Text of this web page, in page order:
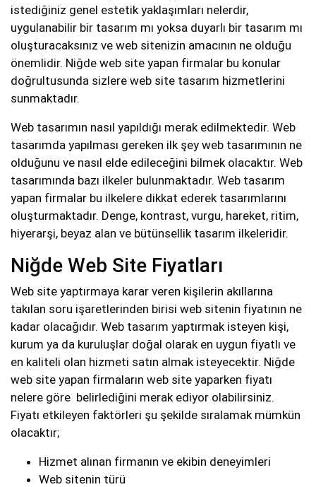
istediğiniz genel estetik yaklaşımları nelerdir,
uygulanabilir bir tasarım mı yoksa duyarlı bir tasarım mı
oluşturacaksınız ve web sitenizin amacının ne olduğu
önemlidir. Niğde web site yapan firmalar bu konular
doğrultusunda sizlere web site tasarım hizmetlerini
sunmaktadır.
Web tasarımın nasıl yapıldığı merak edilmektedir. Web
tasarımda yapılması gereken ilk şey web tasarımının ne
olduğunu ve nasıl elde edileceğini bilmek olacaktır. Web
tasarımında bazı ilkeler bulunmaktadır. Web tasarım
yapan firmalar bu ilkelere dikkat ederek tasarımlarını
oluşturmaktadır. Denge, kontrast, vurgu, hareket, ritim,
hiyerarşi, beyaz alan ve bütünsellik tasarım ilkeleridir.
Niğde Web Site Fiyatları
Web site yaptırmaya karar veren kişilerin akıllarına
takılan soru işaretlerinden birisi web sitenin fiyatının ne
kadar olacağıdır. Web tasarım yaptırmak isteyen kişi,
kurum ya da kuruluşlar doğal olarak en uygun fiyatlı ve
en kaliteli olan hizmeti satın almak isteyecektir. Niğde
web site yapan firmaların web site yaparken fiyatı
nelere göre belirlediğini merak ediyor olabilirsiniz.
Fiyatı etkileyen faktörleri şu şekilde sıralamak mümkün
olacaktır;
Hizmet alınan firmanın ve ekibin deneyimleri
Web sitenin türü